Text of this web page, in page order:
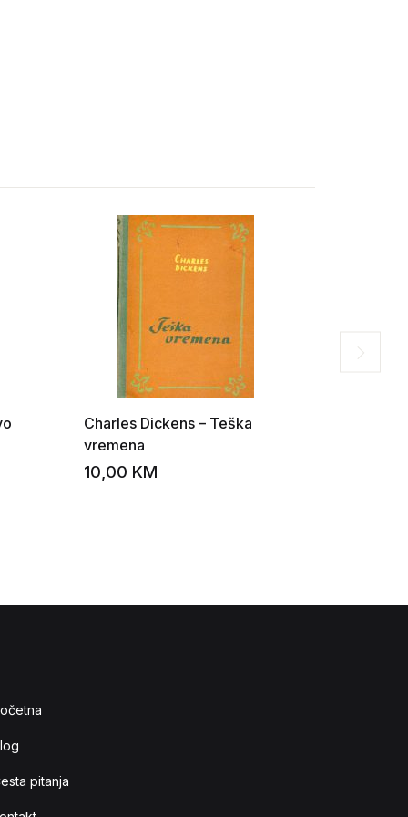
Add to wishlist
Charles Dickens – Teška
vremena
10,00 KM
pitanja